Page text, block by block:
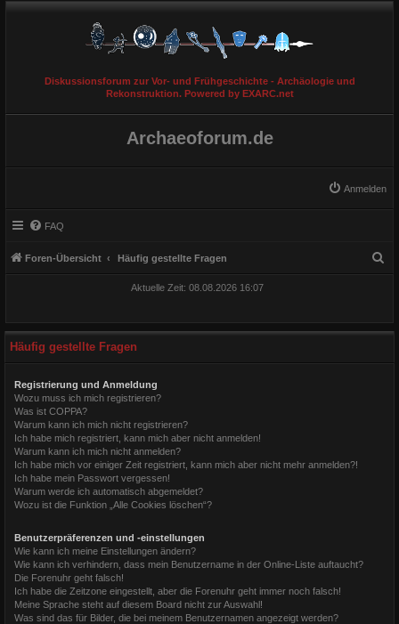
Diskussionsforum zur Vor- und Frühgeschichte - Archäologie und
Rekonstruktion. Powered by EXARC.net
Archaeoforum.de
Anmelden
FAQ
Foren-Übersicht Häufig gestellte Fragen
Aktuelle Zeit: 08.08.2026 16:07
Häufig gestellte Fragen
Registrierung und Anmeldung
Wozu muss ich mich registrieren?
Was ist COPPA?
Warum kann ich mich nicht registrieren?
Ich habe mich registriert, kann mich aber nicht anmelden!
Warum kann ich mich nicht anmelden?
Ich habe mich vor einiger Zeit registriert, kann mich aber nicht mehr anmelden?!
Ich habe mein Passwort vergessen!
Warum werde ich automatisch abgemeldet?
Wozu ist die Funktion „Alle Cookies löschen“?
Benutzerpräferenzen und -einstellungen
Wie kann ich meine Einstellungen ändern?
Wie kann ich verhindern, dass mein Benutzername in der Online-Liste auftaucht?
Die Forenuhr geht falsch!
Ich habe die Zeitzone eingestellt, aber die Forenuhr geht immer noch falsch!
Meine Sprache steht auf diesem Board nicht zur Auswahl!
Was sind das für Bilder, die bei meinem Benutzernamen angezeigt werden?